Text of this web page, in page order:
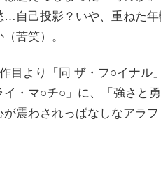
…自己投影？いや、重ねた
苦笑）。
作目より「同 ザ・フ○イナル
イ・マ○チ○」に、「強さと
が震わされっぱなしなアラ